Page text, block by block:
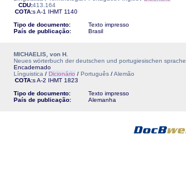
CDU:413.164
COTA:s A-1 IHMT 1140
Tipo de documento:
Texto impresso
País de publicação:
Brasil
MICHAELIS, von H.
Neues wörterbuch der deutschen und portugiesischen sprache
Encadernado
Línguistica / Dicionário / Português /Alemão
COTA:s A-2 IHMT 1823
Tipo de documento:
Texto impresso
País de publicação:
Alemanha